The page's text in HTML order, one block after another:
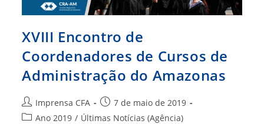
XVIII Encontro de
Coordenadores de Cursos de
Administração do Amazonas
Autor
do
Imprensa CFA
Post
publicado:
7 de maio de 2019
Categoria
Ano 2019 / Últimas Notícias (Agência)